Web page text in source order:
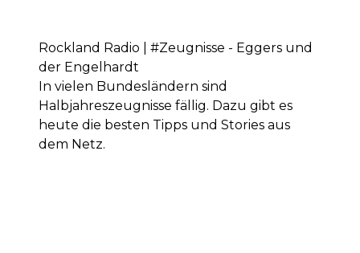
Rockland Radio | #Zeugnisse - Eggers und
der Engelhardt
In vielen Bundesländern sind
Halbjahreszeugnisse fällig. Dazu gibt es
heute die besten Tipps und Stories aus
dem Netz.